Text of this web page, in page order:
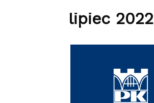
lipiec 2022